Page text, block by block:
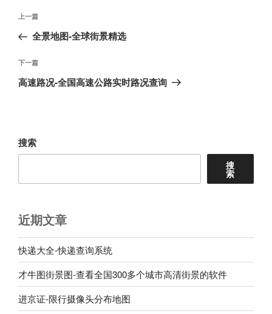
文
导
航
上
一
文
章
上一篇
全景地图-全球街景精选
下
一
下一篇
高速路况-全国高速公路实时路况查询
搜索
搜
索
近期文章
快递大全-快递查询系统
才牛图街景图-查看全国300多个城市高清街景的软件
进京证-限行摄像头分布地图